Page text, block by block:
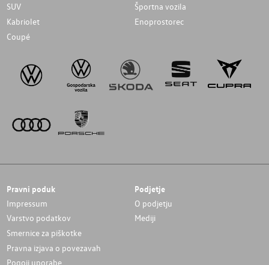
SUV
Športna vozila
Kabriolet
Enoprostorec
Coupé
Pravni poduk
Impressum
Varstvo podatkov
Smernice za piškotke
Pravna izjava o povezavah
Pogoji uporabe
Podjetje
O podjetju
Mediji